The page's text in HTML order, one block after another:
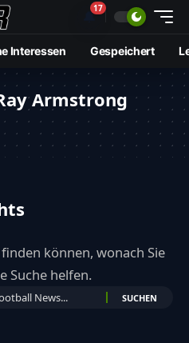
🔔17
Interessen Gespeichert
Armstrong
können, wonach Sie
Suche helfen.